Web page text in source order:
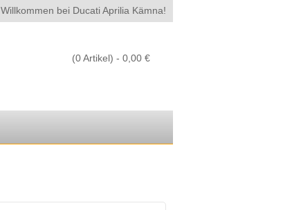
Willkommen bei Ducati Aprilia Kämna!
(0 Artikel) - 0,00 €